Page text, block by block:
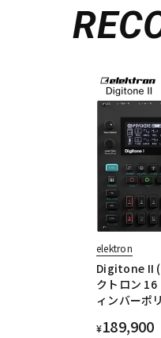
elektron
Digitone II (
クトロン 16
ィンバーポ
¥189,900